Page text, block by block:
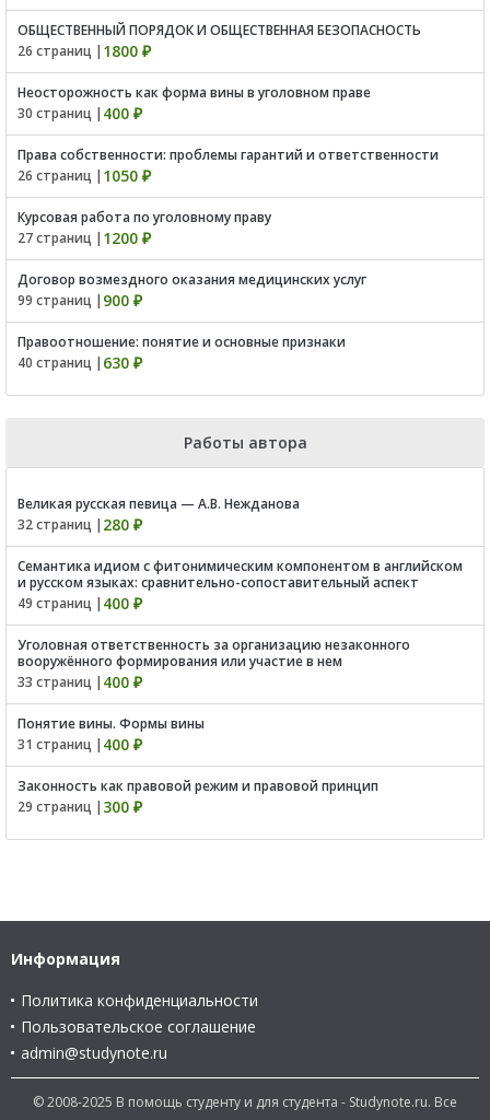
ОБЩЕСТВЕННЫЙ ПОРЯДОК И ОБЩЕСТВЕННАЯ БЕЗОПАСНОСТЬ
26 страниц | 1800 ₽
Неосторожность как форма вины в уголовном праве
30 страниц | 400 ₽
Права собственности: проблемы гарантий и ответственности
26 страниц | 1050 ₽
Курсовая работа по уголовному праву
27 страниц | 1200 ₽
Договор возмездного оказания медицинских услуг
99 страниц | 900 ₽
Правоотношение: понятие и основные признаки
40 страниц | 630 ₽
Работы автора
Великая русская певица — А.В. Нежданова
32 страниц | 280 ₽
Семантика идиом с фитонимическим компонентом в английском
и русском языках: сравнительно-сопоставительный аспект
49 страниц | 400 ₽
Уголовная ответственность за организацию незаконного
вооружённого формирования или участие в нем
33 страниц | 400 ₽
Понятие вины. Формы вины
31 страниц | 400 ₽
Законность как правовой режим и правовой принцип
29 страниц | 300 ₽
Информация
Политика конфиденциальности
Пользовательское соглашение
admin@studynote.ru
© 2008-2025 В помощь студенту и для студента - Studynote.ru. Все